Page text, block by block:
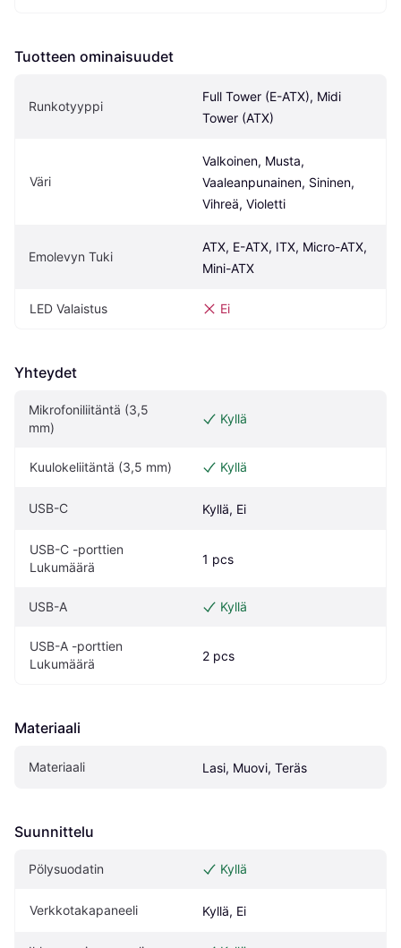
Tuotteen ominaisuudet
Runkotyyppi
Full Tower (E-ATX), Midi
Tower (ATX)
Väri
Valkoinen, Musta,
Vaaleanpunainen, Sininen,
Vihreä, Violetti
Emolevyn Tuki
ATX, E-ATX, ITX, Micro-ATX,
Mini-ATX
LED Valaistus Ei
Yhteydet
Mikrofoniliitäntä (3,5
mm)
Kyllä
Kuulokeliitäntä (3,5 mm) Kyllä
USB-C Kyllä, Ei
USB-C -porttien
Lukumäärä
1 pcs
USB-A Kyllä
USB-A -porttien
Lukumäärä
2 pcs
Materiaali
Materiaali Lasi, Muovi, Teräs
Suunnittelu
Pölysuodatin Kyllä
Verkkotakapaneeli Kyllä, Ei